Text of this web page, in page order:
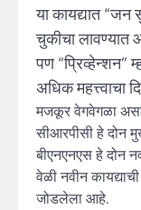
या कायद्यात “जन
चुकीचा लावण्यात
पण “प्रिव्हेन्शन”
अधिक महत्त्वाचा
मजकूर वेगवेगळा
सीआरपीसी हे दोन
बीएनएनएस हे दोन
वेळी नवीन
जोडलेला आहे.